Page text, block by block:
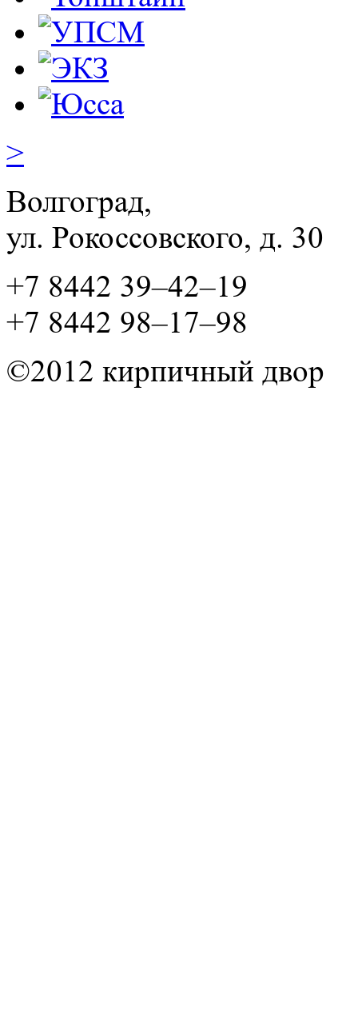
>
Волгоград,
ул. Рокосcовского, д. 30
+7 8442 39–42–19
+7 8442 98–17–98
©2012 кирпичный двор